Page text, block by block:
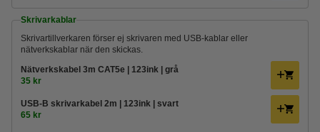
Skrivarkablar
Skrivartillverkaren förser ej skrivaren med USB-kablar eller
nätverkskablar när den skickas.
Nätverkskabel 3m CAT5e | 123ink | grå
35 kr
USB-B skrivarkabel 2m | 123ink | svart
65 kr